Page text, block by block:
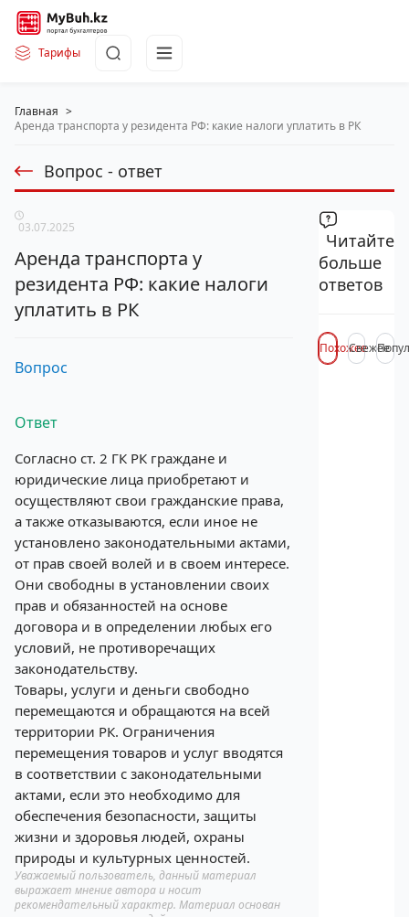
Тарифы
Главная >
Аренда транспорта у резидента РФ: какие налоги уплатить в РК
Вопрос - ответ
03.07.2025
Аренда транспорта у
резидента РФ: какие налоги
уплатить в РК
Вопрос
Ответ
Согласно ст. 2 ГК РК граждане и
юридические лица приобретают и
осуществляют свои гражданские права,
а также отказываются, если иное не
установлено законодательными актами,
от прав своей волей и в своем интересе.
Они свободны в установлении своих
прав и обязанностей на основе
договора и в определении любых его
условий, не противоречащих
законодательству.
Товары, услуги и деньги свободно
перемещаются и обращаются на всей
территории РК. Ограничения
перемещения товаров и услуг вводятся
в соответствии с законодательными
актами, если это необходимо для
обеспечения безопасности, защиты
жизни и здоровья людей, охраны
природы и культурных ценностей.
Уважаемый пользователь, данный материал
выражает мнение автора и носит
рекомендательный характер. Материал основан
Читайте
больше
ответов
ПохожееСвежее